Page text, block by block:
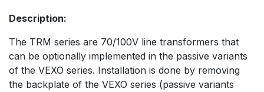
Description:
The TRM series are 70/100V line transformers that
can be optionally implemented in the passive variants
of the VEXO series. Installation is done by removing
the backplate of the VEXO series (passive variants